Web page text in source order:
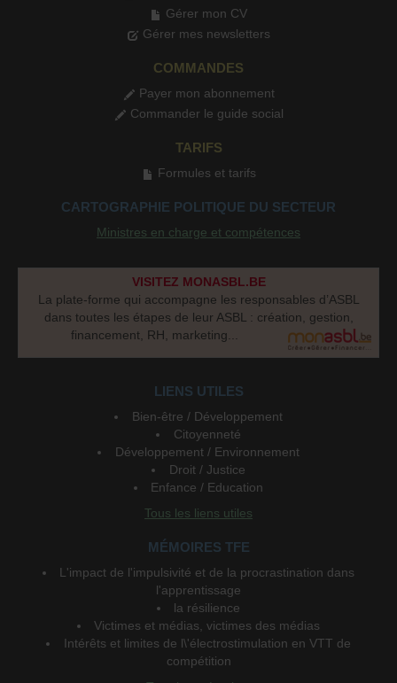
Gérer mon CV
Gérer mes newsletters
COMMANDES
Payer mon abonnement
Commander le guide social
TARIFS
Formules et tarifs
CARTOGRAPHIE POLITIQUE DU SECTEUR
Ministres en charge et compétences
VISITEZ MONASBL.BE
La plate-forme qui accompagne les responsables d’ASBL
dans toutes les étapes de leur ASBL : création, gestion,
financement, RH, marketing...
LIENS UTILES
Bien-être / Développement
Citoyenneté
Développement / Environnement
Droit / Justice
Enfance / Education
Tous les liens utiles
MÉMOIRES TFE
L'impact de l'impulsivité et de la procrastination dans
l'apprentissage
la résilience
Victimes et médias, victimes des médias
Intérêts et limites de l\'électrostimulation en VTT de
compétition